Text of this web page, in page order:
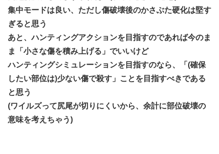
集中モードは良い、ただし傷破壊後のかさぶた硬化は堅す
ぎると思う
あと、ハンティングアクションを目指すのであれば今のま
ま「小さな傷を積み上げる」でいいけど
ハンティングシミュレーションを目指すのなら、「(確保
したい部位は)少ない傷で殺す」ことを目指すべきである
と思う
(ワイルズって尻尾が切りにくいから、余計に部位破壊の
意味を考えちゃう)